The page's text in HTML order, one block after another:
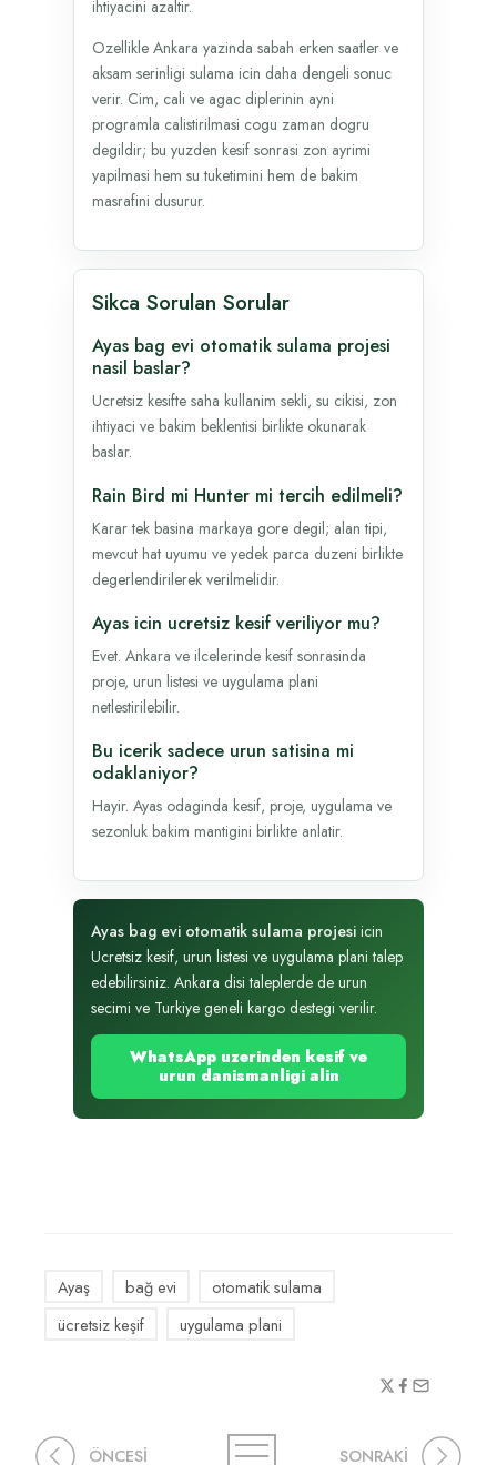
ihtiyacini azaltir.
Ozellikle Ankara yazinda sabah erken saatler ve
aksam serinligi sulama icin daha dengeli sonuc
verir. Cim, cali ve agac diplerinin ayni
programla calistirilmasi cogu zaman dogru
degildir; bu yuzden kesif sonrasi zon ayrimi
yapilmasi hem su tuketimini hem de bakim
masrafini dusurur.
Sikca Sorulan Sorular
Ayas bag evi otomatik sulama projesi
nasil baslar?
Ucretsiz kesifte saha kullanim sekli, su cikisi, zon
ihtiyaci ve bakim beklentisi birlikte okunarak
baslar.
Rain Bird mi Hunter mi tercih edilmeli?
Karar tek basina markaya gore degil; alan tipi,
mevcut hat uyumu ve yedek parca duzeni birlikte
degerlendirilerek verilmelidir.
Ayas icin ucretsiz kesif veriliyor mu?
Evet. Ankara ve ilcelerinde kesif sonrasinda
proje, urun listesi ve uygulama plani
netlestirilebilir.
Bu icerik sadece urun satisina mi
odaklaniyor?
Hayir. Ayas odaginda kesif, proje, uygulama ve
sezonluk bakim mantigini birlikte anlatir.
Ayas bag evi otomatik sulama projesi icin
Ucretsiz kesif, urun listesi ve uygulama plani talep
edebilirsiniz. Ankara disi taleplerde de urun
secimi ve Turkiye geneli kargo destegi verilir.
WhatsApp uzerinden kesif ve
urun danismanligi alin
Ayaş bağ evi
otomatik sulama
ücretsiz keşif
uygulama plani
ÖNCESİ SONRAKİ